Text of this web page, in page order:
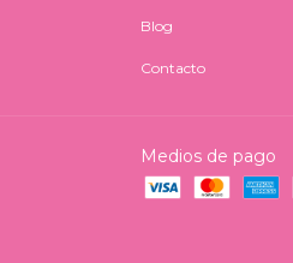
Blog
Contacto
Medios de pago